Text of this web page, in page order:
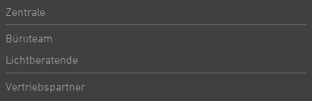
Zentrale
Büroteam
Lichtberatende
Vertriebspartner